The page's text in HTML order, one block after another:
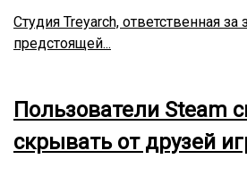
Студия Treyarch, ответственная
предстоящей...
Пользователи Steam
скрывать от друзей